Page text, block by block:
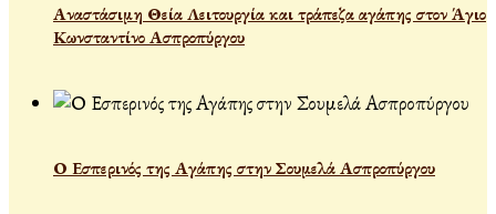
Αναστάσιμη Θεία Λειτουργία και τράπεζα αγάπης στον Άγιο
Κωνσταντίνο Ασπροπύργου
Ο Εσπερινός της Αγάπης στην Σουμελά Ασπροπύργου